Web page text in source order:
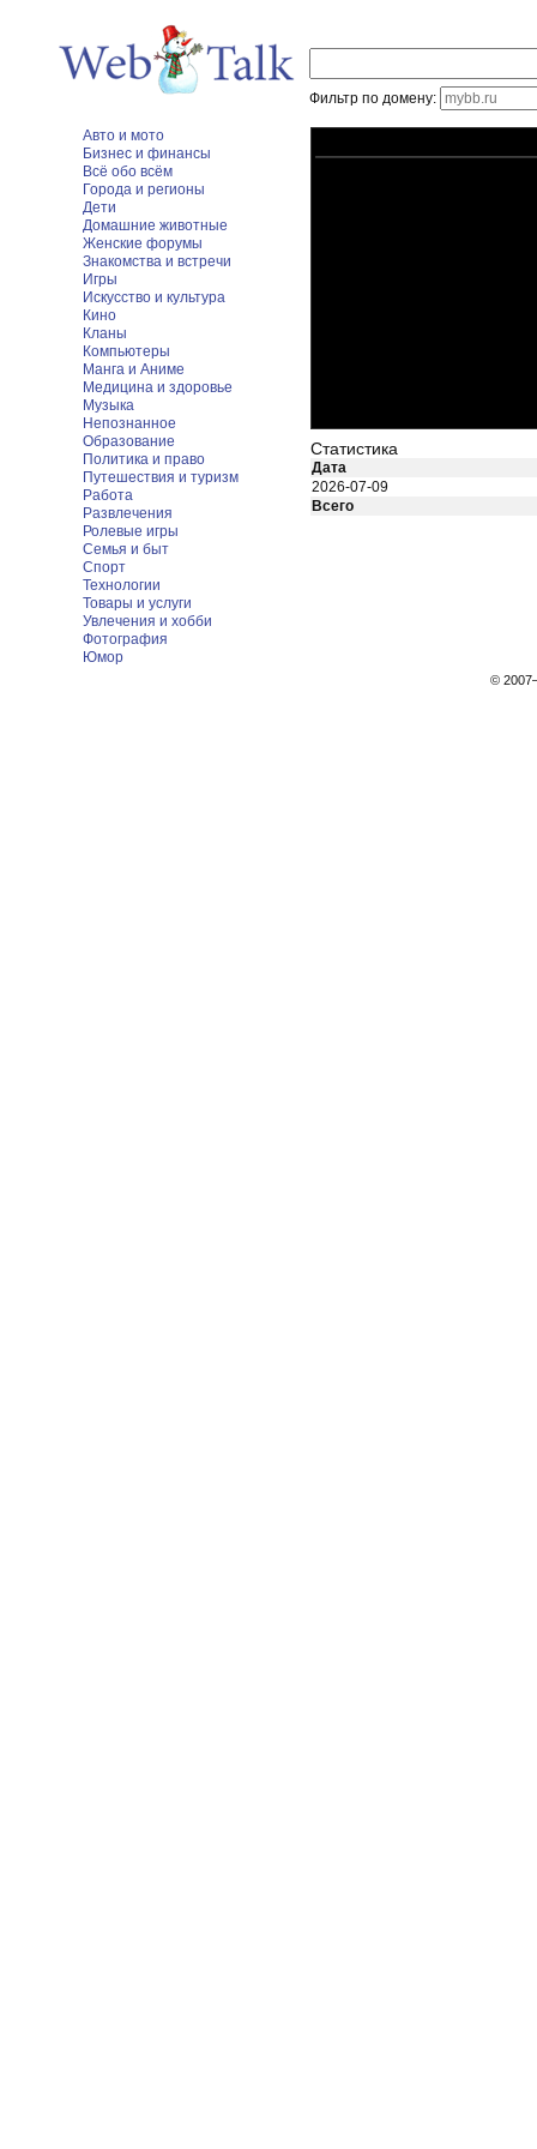
Фильтр по домену:
Авто и мото
Бизнес и финансы
Всё обо всём
Города и регионы
Дети
Домашние животные
Женские форумы
Знакомства и встречи
Игры
Искусство и культура
Кино
Кланы
Компьютеры
Манга и Аниме
Медицина и здоровье
Музыка
Непознанное
Образование
Политика и право
Путешествия и туризм
Работа
Развлечения
Ролевые игры
Семья и быт
Спорт
Технологии
Товары и услуги
Увлечения и хобби
Фотография
Юмор
Статистика
Дата
2026-07-09
Всего
©